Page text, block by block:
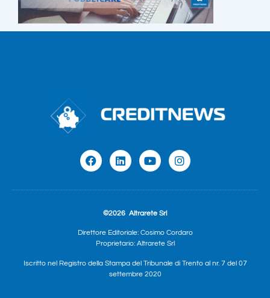
©2026 Altrarete Srl
Direttore Editoriale: Cosimo Cordaro
Proprietario: Altrarete Srl
Iscritto nel Registro della Stampa del Tribunale di Trento al nr. 7 del 07
settembre 2020